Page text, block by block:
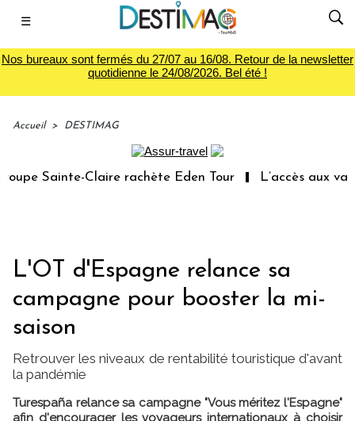
☰
Nos bureaux sont fermés du 27/07 au 16/08. Retour de la newsletter
quotidienne le 24/08/2026. Bel été !
Accueil > DESTIMAG
Sainte-Claire rachète Eden Tour L’accès aux
L'OT d'Espagne relance sa
campagne pour booster la mi-
saison
Retrouver les niveaux de rentabilité touristique d'avant
la pandémie
Turespaña relance sa campagne "Vous méritez l'Espagne"
afin d'encourager les voyageurs internationaux à choisir